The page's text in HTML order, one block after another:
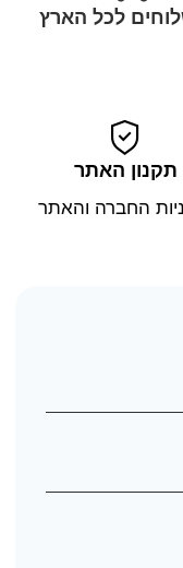
לכל הארץ
תקנון האתר
החברה והאתר